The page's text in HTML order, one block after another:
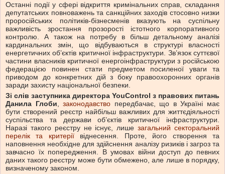
Останні події у сфері відкриття кримінальних справ, складання
депутатських повноважень та санкційних заходів стосовно низки
проросійських політиків-бізнесменів вказують на суспільну
важливість зростання прозорості істотного корпоративного
контролю. А також на потребу в більш детальному аналізі
кардинальних змін, що відбуваються в структурі власності
енергетичних об’єктів критичної інфраструктури. Зв’язок суттєвої
частини власників критичної енергоінфраструктури з російською
федерацією повинен стати предметом посиленої уваги та
приводом до конкретних дій з боку правоохоронних органів
заради захисту національної безпеки.
Зі слів заступника директора YouControl з правових питань
Данила Глоби,законодавство передбачає, що в Україні має
бути створений реєстр найбільш важливих для життєдіяльності
суспільства та держави об’єктів критичної інфраструктури.
Наразі такого реєстру не існує, лише загальний секторальний
перелік та критеріївіднесення. Проте, його створення та
наповнення необхідне для здійснення аналізу ризиків і загроз та
завчасно їх попередження. В умовах війни доступ до певних
даних такого реєстру може бути обмежено, але лише в порядку,
визначеному законом.